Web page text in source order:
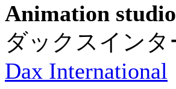
Animation
ダックスイン
Dax International